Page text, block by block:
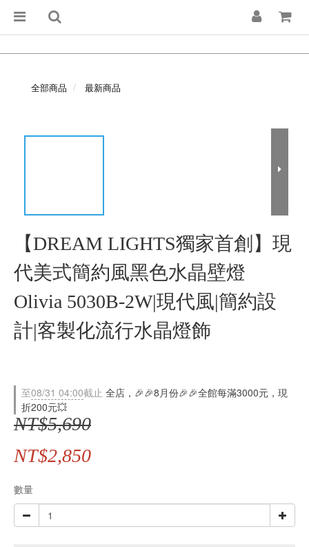
全部商品 最新商品
【DREAM LIGHTS獨家首創】現
代美式簡約風黑色水晶壁燈
Olivia 5030B-2W|現代風|簡約設
計|客製化流行水晶燈飾
至08/31 04:00截止 全店，🎉🎉8月份🎉🎉全館每滿3000元，現
折200元💥
NT$5,690
NT$2,850
數量